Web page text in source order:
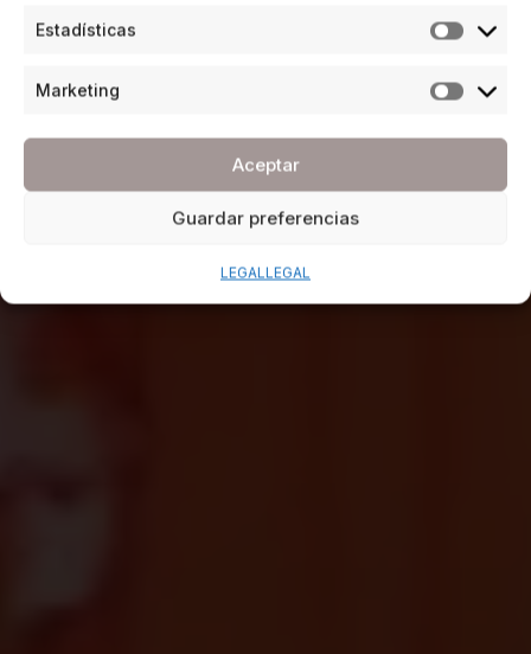
Estadísticas
Marketing
Aceptar
Guardar preferencias
LEGALLEGAL